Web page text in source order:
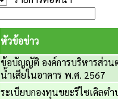
หัวข้อข่าว
ข้อบัญญัติ องค์การบริหารส่วน
น้ำเสียในอาคาร พ.ศ. 2567
ระเบียบกองทุนขยะรีไซเคิลต